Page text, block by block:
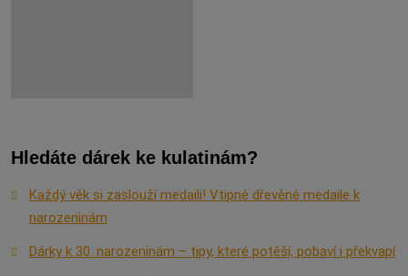
Hledáte dárek ke kulatinám?
Každý věk si zaslouží medaili! Vtipné dřevěné medaile k
narozeninám
Dárky k 30. narozeninám – tipy, které potěší, pobaví i překvapí